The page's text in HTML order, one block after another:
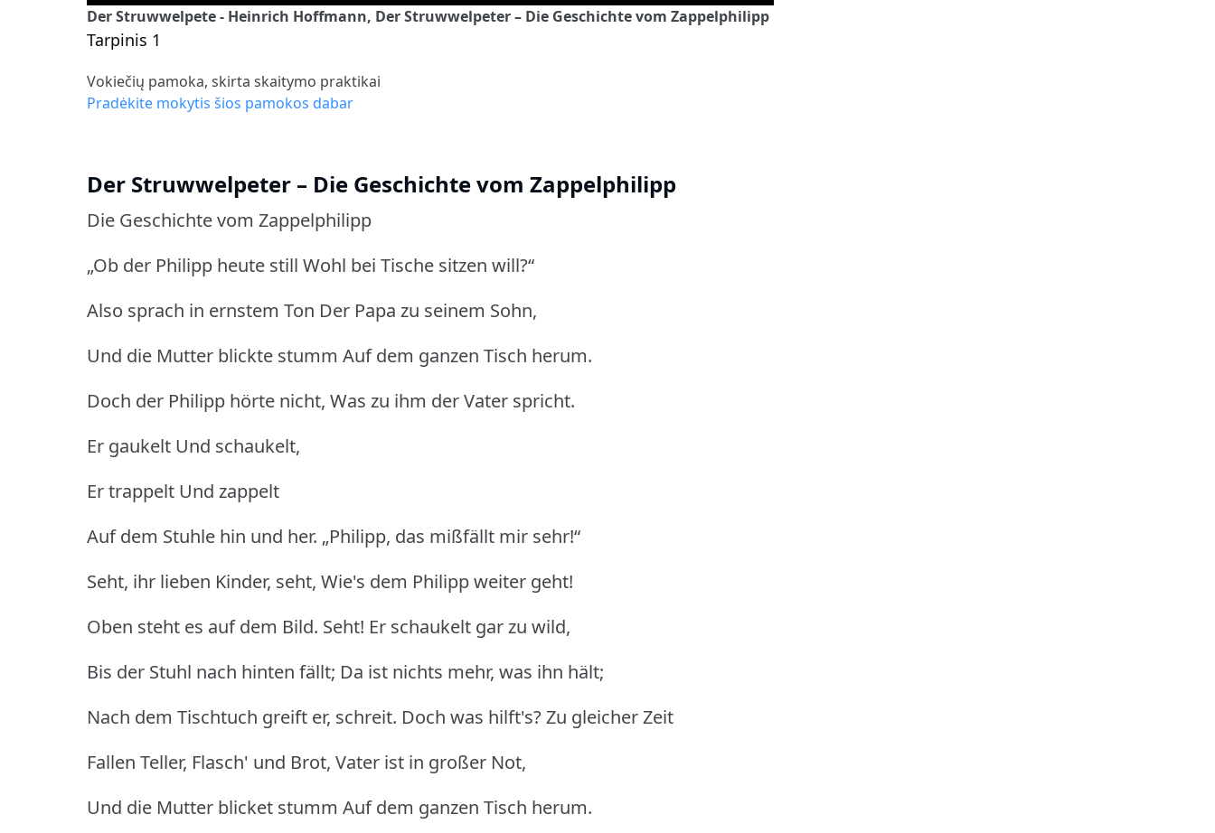
Der Struwwelpete - Heinrich Hoffmann, Der Struwwelpeter – Die Geschichte vom Zappelphilipp
Tarpinis 1
Vokiečių pamoka, skirta skaitymo praktikai
Pradėkite mokytis šios pamokos dabar
Der Struwwelpeter – Die Geschichte vom Zappelphilipp
Die Geschichte vom Zappelphilipp
„Ob der Philipp heute still Wohl bei Tische sitzen will?“
Also sprach in ernstem Ton Der Papa zu seinem Sohn,
Und die Mutter blickte stumm Auf dem ganzen Tisch herum.
Doch der Philipp hörte nicht, Was zu ihm der Vater spricht.
Er gaukelt Und schaukelt,
Er trappelt Und zappelt
Auf dem Stuhle hin und her. „Philipp, das mißfällt mir sehr!“
Seht, ihr lieben Kinder, seht, Wie's dem Philipp weiter geht!
Oben steht es auf dem Bild. Seht! Er schaukelt gar zu wild,
Bis der Stuhl nach hinten fällt; Da ist nichts mehr, was ihn hält;
Nach dem Tischtuch greift er, schreit. Doch was hilft's? Zu gleicher Zeit
Fallen Teller, Flasch' und Brot, Vater ist in großer Not,
Und die Mutter blicket stumm Auf dem ganzen Tisch herum.